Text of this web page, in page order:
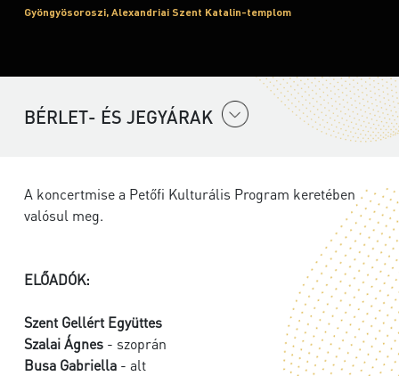
Gyöngyösoroszi, Alexandriai Szent Katalin-templom
BÉRLET- ÉS JEGYÁRAK
A koncertmise a Petőfi Kulturális Program keretében
valósul meg.
ELŐADÓK:
Szent Gellért Együttes
Szalai Ágnes - szoprán
Busa Gabriella - alt